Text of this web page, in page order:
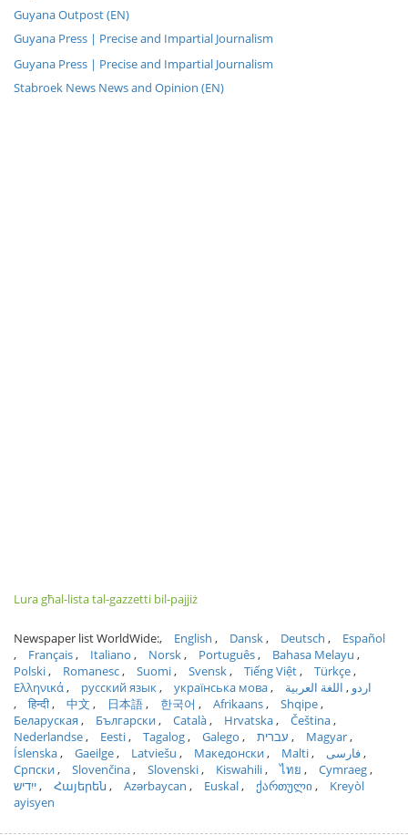
Guyana Outpost (EN)
Guyana Press | Precise and Impartial Journalism
Guyana Press | Precise and Impartial Journalism
Stabroek News News and Opinion (EN)
Lura għal-lista tal-gazzetti bil-pajjiż
Newspaper list WorldWide: English Dansk Deutsch
Español
Français
Italiano Norsk Português
Bahasa Melayu
Polski
Romanesc Suomi Svensk Tiếng Việt
Türkçe
Ελληνικά
русский язык українська мова اردو
اللغة العربية
हिन्दी
中文 日本語 한국어 Afrikaans
Shqipe
Беларуская
Български Català Hrvatska
Čeština
Nederlandse
Eesti Tagalog Galego עברית
Magyar
Íslenska
Gaeilge Latviešu Македонски Malti
فارسی
Српски
Slovenčina Slovenski Kiswahili ไทย
Cymraeg
ייִדיש
Հայերեն Azərbaycan Euskal ქართული
Kreyòl
ayisyen